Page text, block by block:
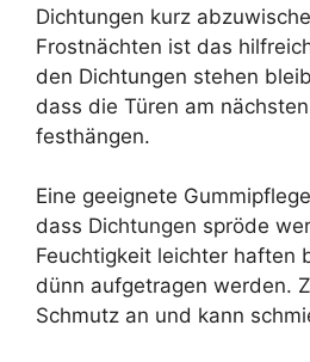
Dichtungen kurz
Frostnächten ist das
den Dichtungen stehen
dass die Türen am
festhängen.
Eine geeignete
dass Dichtungen spröde
Feuchtigkeit leichter haften
dünn aufgetragen werden.
Schmutz an und kann